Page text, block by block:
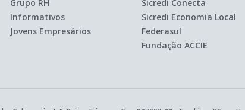
Grupo RH
Informativos
Jovens Empresários
Sicredi Conecta
Sicredi Economia Local
Federasul
Fundação ACCIE